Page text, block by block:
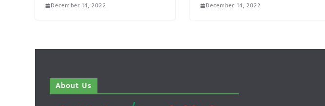
December 14, 2022 December 14, 2022
About Us